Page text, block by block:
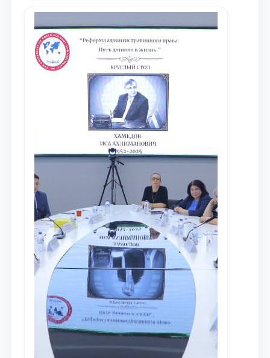
доведения до международного
сообщества результатов реформ и
исследований в сфере
противодействия коррупции